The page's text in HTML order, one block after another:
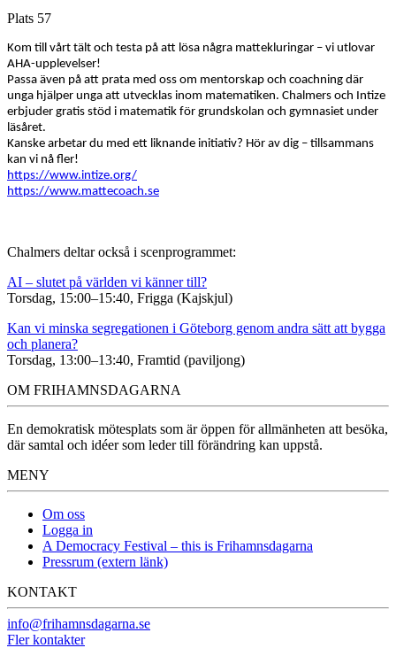
Plats 57
Kom till vårt tält och testa på att lösa några mattekluringar – vi utlovar
AHA-upplevelser!
Passa även på att prata med oss om mentorskap och coachning där
unga hjälper unga att utvecklas inom matematiken. Chalmers och Intize
erbjuder gratis stöd i matematik för grundskolan och gymnasiet under
läsåret.
Kanske arbetar du med ett liknande initiativ? Hör av dig – tillsammans
kan vi nå fler!
https://www.intize.org/
https://www.mattecoach.se
Chalmers deltar också i scenprogrammet:
AI – slutet på världen vi känner till?
Torsdag, 15:00–15:40, Frigga (Kajskjul)
Kan vi minska segregationen i Göteborg genom andra sätt att bygga
och planera?
Torsdag, 13:00–13:40, Framtid (paviljong)
OM FRIHAMNSDAGARNA
En demokratisk mötesplats som är öppen för allmänheten att besöka,
där samtal och idéer som leder till förändring kan uppstå.
MENY
Om oss
Logga in
A Democracy Festival – this is Frihamnsdagarna
Pressrum (extern länk)
KONTAKT
info@frihamnsdagarna.se
Fler kontakter